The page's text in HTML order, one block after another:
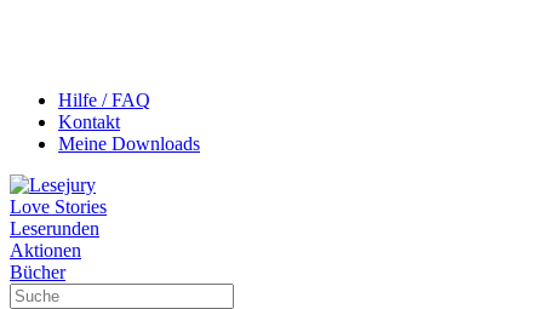
Hilfe / FAQ
Kontakt
Meine Downloads
Love Stories
Leserunden
Aktionen
Bücher